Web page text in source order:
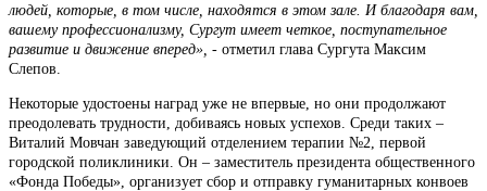
людей, которые, в том числе, находятся в этом зале. И благодаря вам,
вашему профессионализму, Сургут имеет четкое, поступательное
развитие и движение вперед», - отметил глава Сургута Максим
Слепов.
Некоторые удостоены наград уже не впервые, но они продолжают
преодолевать трудности, добиваясь новых успехов. Среди таких –
Виталий Мовчан заведующий отделением терапии №2, первой
городской поликлиники. Он – заместитель президента общественного
«Фонда Победы», организует сбор и отправку гуманитарных конвоев